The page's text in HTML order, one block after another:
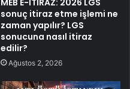
sonuç itiraz etme işlemi ne
zaman yapılır? LGS
sonucuna nasıl itiraz
edilir?
Ağustos 2, 2026